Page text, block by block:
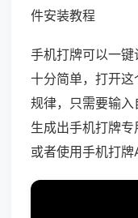
件安装教程
手机打牌可以一键
十分简单，打开
规律，只需要输
生成出手机打牌
或者使用手机打牌